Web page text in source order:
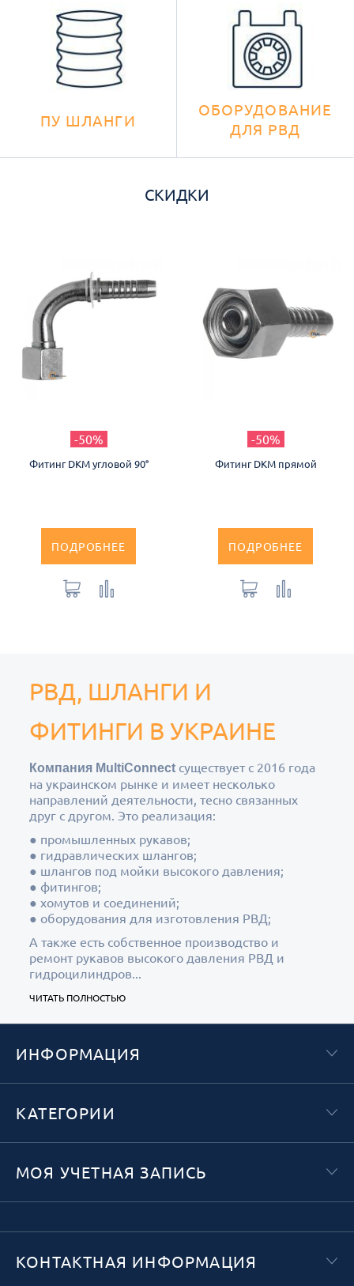
ПУ ШЛАНГИ
ОБОРУДОВАНИЕ
ДЛЯ РВД
СКИДКИ
-50%
Фитинг DKM угловой 90°
ПОДРОБНЕЕ
-50%
Фитинг DKM прямой
ПОДРОБНЕЕ
РВД, ШЛАНГИ И
ФИТИНГИ В УКРАИНЕ
Компания MultiConnect существует с 2016 года
на украинском рынке и имеет несколько
направлений деятельности, тесно связанных
друг с другом. Это реализация:
● промышленных рукавов;
● гидравлических шлангов;
● шлангов под мойки высокого давления;
● фитингов;
●хомутов и соединений;
● оборудования для изготовления РВД;
А также есть собственное производство и
ремонт рукавов высокого давления РВД и
гидроцилиндров...
ЧИТАТЬ ПОЛНОСТЬЮ
ИНФОРМАЦИЯ
КАТЕГОРИИ
МОЯ УЧЕТНАЯ ЗАПИСЬ
КОНТАКТНАЯ ИНФОРМАЦИЯ